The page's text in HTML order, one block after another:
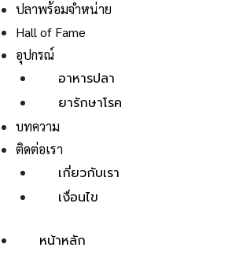
ปลาพร้อมจำหน่าย
Hall of Fame
อุปกรณ์
อาหารปลา
ยารักษาโรค
บทความ
ติดต่อเรา
เกี่ยวกับเรา
เงื่อนไข
หน้าหลัก